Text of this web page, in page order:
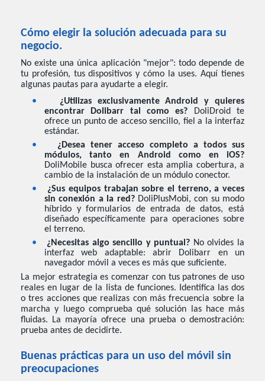
Cómo elegir la solución adecuada para su
negocio.
No existe una única aplicación "mejor": todo depende de
tu profesión, tus dispositivos y cómo la uses. Aquí tienes
algunas pautas para ayudarte a elegir.
•
¿Utilizas exclusivamente Android y quieres
encontrar Dolibarr tal como es? DoliDroid te
ofrece un punto de acceso sencillo, fiel a la interfaz
estándar.
•
¿Desea tener acceso completo a todos sus
módulos, tanto en Android como en iOS?
DoliMobile busca ofrecer esta amplia cobertura, a
cambio de la instalación de un módulo conector.
•
¿Sus equipos trabajan sobre el terreno, a veces
sin conexión a la red? DoliPlusMobi, con su modo
híbrido y formularios de entrada de datos, está
diseñado específicamente para operaciones sobre
el terreno.
•
¿Necesitas algo sencillo y puntual? No olvides la
interfaz web adaptable: abrir Dolibarr en un
navegador móvil a veces es más que suficiente.
La mejor estrategia es comenzar con tus patrones de uso
reales en lugar de la lista de funciones. Identifica las dos
o tres acciones que realizas con más frecuencia sobre la
marcha y luego comprueba qué solución las hace más
fluidas. La mayoría ofrece una prueba o demostración:
prueba antes de decidirte.
Buenas prácticas para un uso del móvil sin
preocupaciones